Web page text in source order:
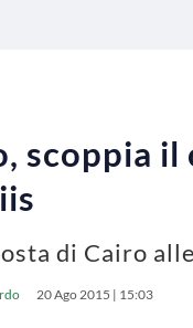
scoppia il
di Cairo
20 Ago 2015 | 15:03